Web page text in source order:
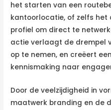
het starten van een
kantoorlocatie, of zelfs het
profiel om direct te
actie verlaagt de drempel
op te nemen, en creëert
kennismaking naar
Door de veelzijdigheid in
maatwerk branding en de